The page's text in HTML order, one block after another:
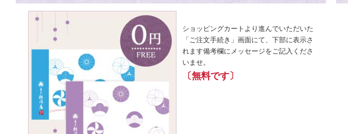
ショッピングカートより進んでいただいた
「ご注文手続き」画面にて、下部に表示さ
れます備考欄にメッセージをご記入くださ
いませ。
〔無料です〕